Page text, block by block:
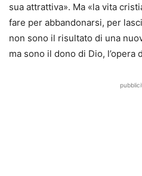
sua attrattiva». Ma «la vita
fare per abbandonarsi, per
non sono il risultato di una
ma sono il dono di Dio, l’opera